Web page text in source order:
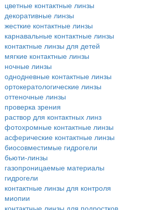
цветные контактные линзы
декоративные линзы
жесткие контактные линзы
карнавальные контактные линзы
контактные линзы для детей
мягкие контактные линзы
ночные линзы
однодневные контактные линзы
ортокератологические линзы
оттеночные линзы
проверка зрения
раствор для контактных линз
фотохромные контактные линзы
асферические контактные линзы
биосовместимые гидрогели
бьюти-линзы
газопроницаемые материалы
гидрогели
контактные линзы для контроля
миопии